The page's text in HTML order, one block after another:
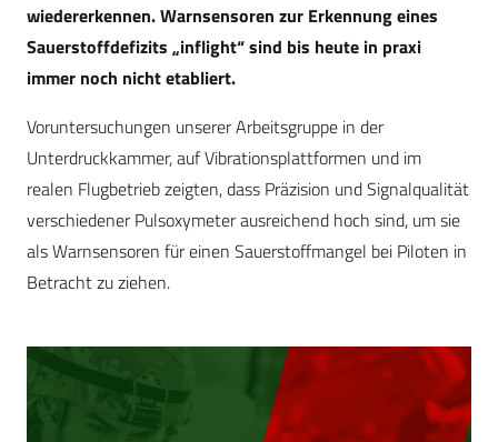
wiedererkennen. Warnsensoren zur Erkennung eines
Sauerstoffdefizits „inflight“ sind bis heute in praxi
immer noch nicht etabliert.
Voruntersuchungen unserer Arbeitsgruppe in der
Unterdruckkammer, auf Vibrationsplattformen und im
realen Flugbetrieb zeigten, dass Präzision und Signalqualität
verschiedener Pulsoxymeter ausreichend hoch sind, um sie
als Warnsensoren für einen Sauerstoffmangel bei Piloten in
Betracht zu ziehen.